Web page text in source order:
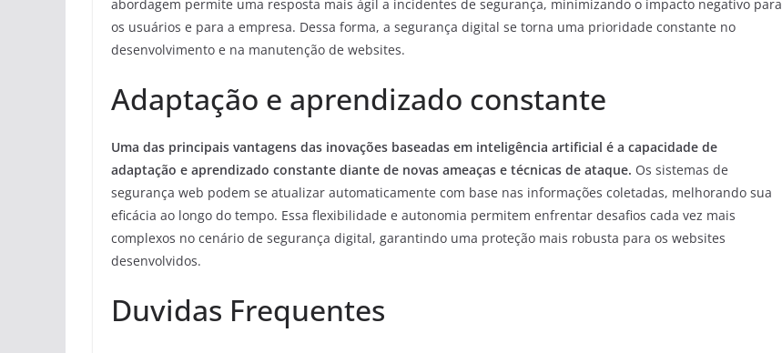
abordagem permite uma resposta mais ágil a incidentes de segurança, minimizando o impacto negativo para
os usuários e para a empresa. Dessa forma, a segurança digital se torna uma prioridade constante no
desenvolvimento e na manutenção de websites.
Adaptação e aprendizado constante
Uma das principais vantagens das inovações baseadas em inteligência artificial é a capacidade de
adaptação e aprendizado constante diante de novas ameaças e técnicas de ataque. Os sistemas de
segurança web podem se atualizar automaticamente com base nas informações coletadas, melhorando sua
eficácia ao longo do tempo. Essa flexibilidade e autonomia permitem enfrentar desafios cada vez mais
complexos no cenário de segurança digital, garantindo uma proteção mais robusta para os websites
desenvolvidos.
Duvidas Frequentes